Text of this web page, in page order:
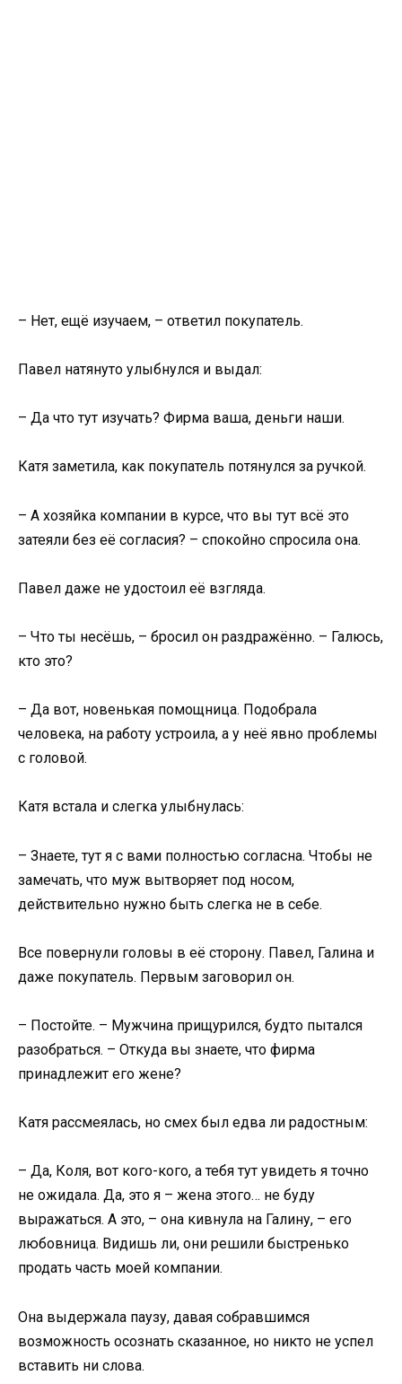
– Нет, ещё изучаем, – ответил покупатель.
Павел натянуто улыбнулся и выдал:
– Да что тут изучать? Фирма ваша, деньги наши.
Катя заметила, как покупатель потянулся за ручкой.
– А хозяйка компании в курсе, что вы тут всё это
затеяли без её согласия? – спокойно спросила она.
Павел даже не удостоил её взгляда.
– Что ты несёшь, – бросил он раздражённо. – Галюсь,
кто это?
– Да вот, новенькая помощница. Подобрала
человека, на работу устроила, а у неё явно проблемы
с головой.
Катя встала и слегка улыбнулась:
– Знаете, тут я с вами полностью согласна. Чтобы не
замечать, что муж вытворяет под носом,
действительно нужно быть слегка не в себе.
Все повернули головы в её сторону. Павел, Галина и
даже покупатель. Первым заговорил он.
– Постойте. – Мужчина прищурился, будто пытался
разобраться. – Откуда вы знаете, что фирма
принадлежит его жене?
Катя рассмеялась, но смех был едва ли радостным:
– Да, Коля, вот кого-кого, а тебя тут увидеть я точно
не ожидала. Да, это я – жена этого… не буду
выражаться. А это, – она кивнула на Галину, – его
любовница. Видишь ли, они решили быстренько
продать часть моей компании.
Она выдержала паузу, давая собравшимся
возможность осознать сказанное, но никто не успел
вставить ни слова.